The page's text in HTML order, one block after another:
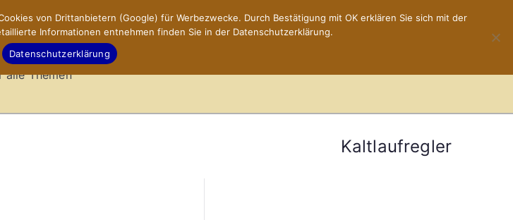
– Hilfsportal
Themen
Kaltlaufregler
von Drittanbietern (Google) für Werbezwecke. Durch Bestätigung mit OK erklären Sie sich mit der
Informationen entnehmen finden Sie in der Datenschutzerklärung.
Datenschutzerklärung